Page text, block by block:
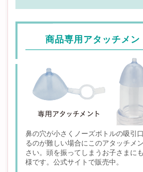
商品専用アタッチメン
鼻の穴が小さくノーズボトルの吸引
るのが難しい場合にこのアタッチメ
さい。頭を振ってしまうお子さまに
様です。公式サイトで販売中。